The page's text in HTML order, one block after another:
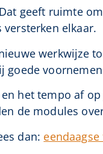
geeft ruimte
elkaar.
werkwijze
goede
het tempo af
de modules
dan: